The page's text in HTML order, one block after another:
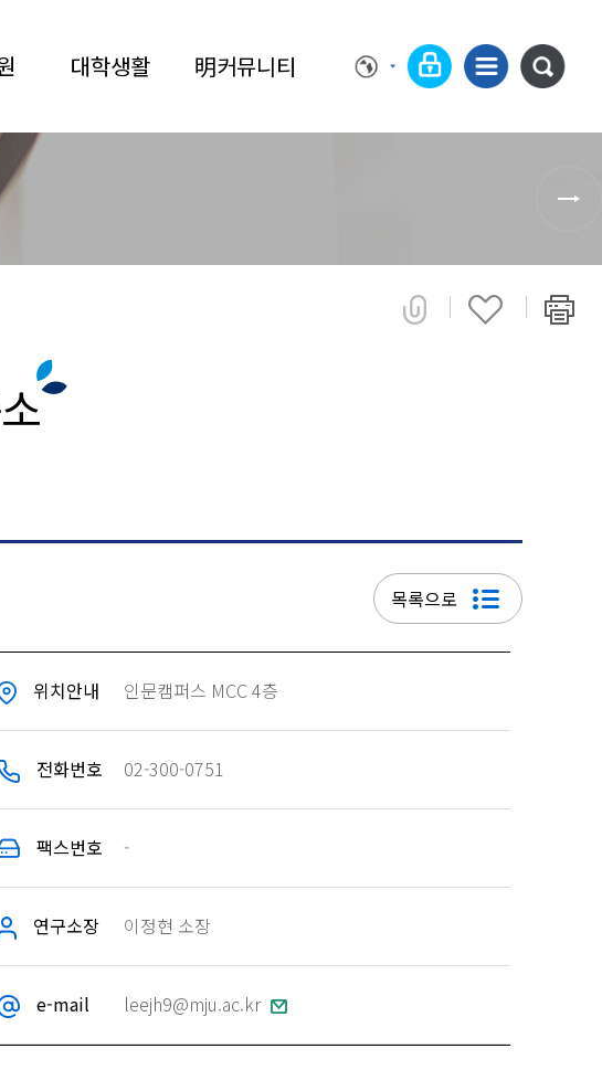
대학생활 明커뮤니티
목록으로
위치안내 인문캠퍼스 MCC 4층
전화번호 02-300-0751
팩스번호 -
연구소장 이정현 소장
e-mail leejh9@mju.ac.kr